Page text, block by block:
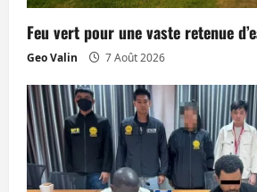
t
i
c
l
e
Feu vert pour une vaste retenue
Geo Valin 7 Août 2026